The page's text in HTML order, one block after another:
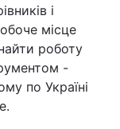
і
місце
роботу
-
по Україні